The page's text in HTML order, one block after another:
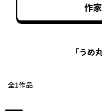
作
「うめ
全1作品